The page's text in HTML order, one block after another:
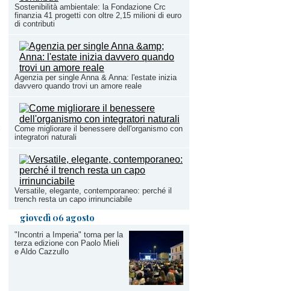
Sostenibilità ambientale: la Fondazione Crc
finanzia 41 progetti con oltre 2,15 milioni di euro
di contributi
Agenzia per single Anna & Anna: l'estate inizia
davvero quando trovi un amore reale
Come migliorare il benessere dell'organismo con
integratori naturali
Versatile, elegante, contemporaneo: perché il
trench resta un capo irrinunciabile
giovedì 06 agosto
"Incontri a Imperia" torna per la
terza edizione con Paolo Mieli
e Aldo Cazzullo